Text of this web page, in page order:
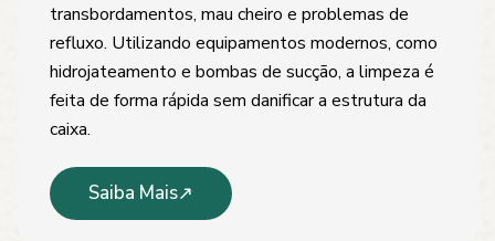
transbordamentos, mau cheiro e problemas de
refluxo. Utilizando equipamentos modernos, como
hidrojateamento e bombas de sucção, a limpeza é
feita de forma rápida sem danificar a estrutura da
caixa.
Saiba Mais